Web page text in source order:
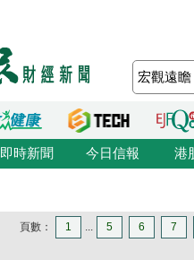
即時新聞 今日信報 港
頁數： 1 ... 5 6 7